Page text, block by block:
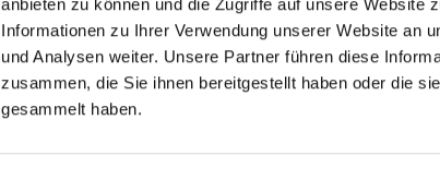
anbieten zu können und die Zugriffe auf unsere Website
Informationen zu Ihrer Verwendung unserer Website an
und Analysen weiter. Unsere Partner führen diese
zusammen, die Sie ihnen bereitgestellt haben oder die
gesammelt haben.